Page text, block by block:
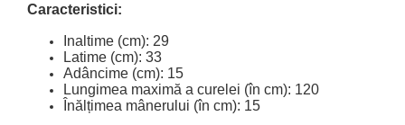
Caracteristici:
Inaltime (cm): 29
Latime (cm): 33
Adâncime (cm): 15
Lungimea maximă a curelei (în cm): 120
Înălțimea mânerului (în cm): 15